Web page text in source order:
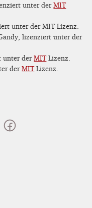
unter derMIT
unter der MIT Lizenz.
lizenziert unter der
unter derMITLizenz.
derMITLizenz.